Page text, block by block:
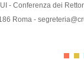
- Conferenza dei
Roma -